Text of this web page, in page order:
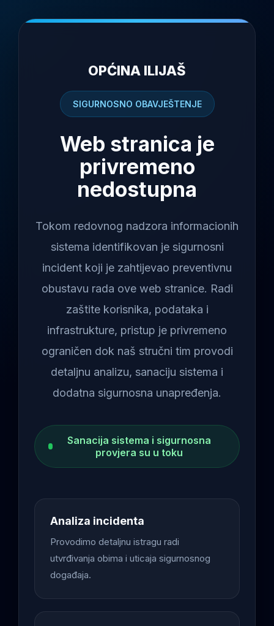
OPĆINA ILIJAŠ
SIGURNOSNO OBAVJEŠTENJE
Web stranica je
privremeno
nedostupna
Tokom redovnog nadzora informacionih
sistema identifikovan je sigurnosni
incident koji je zahtijevao preventivnu
obustavu rada ove web stranice. Radi
zaštite korisnika, podataka i
infrastrukture, pristup je privremeno
ograničen dok naš stručni tim provodi
detaljnu analizu, sanaciju sistema i
dodatna sigurnosna unapređenja.
Sanacija sistema i sigurnosna
provjera su u toku
Analiza incidenta
Provodimo detaljnu istragu radi
utvrđivanja obima i uticaja sigurnosnog
događaja.